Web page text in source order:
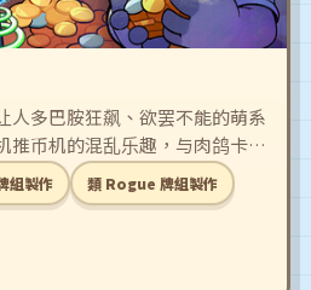
人多巴胺狂飙、欲罢不能的萌系
推币机的混乱乐趣，与肉鸽卡组
种特殊硬币与强力道具，触发
好被金币淹没，踏上这场停不
組製作 類 Rogue 牌組製作